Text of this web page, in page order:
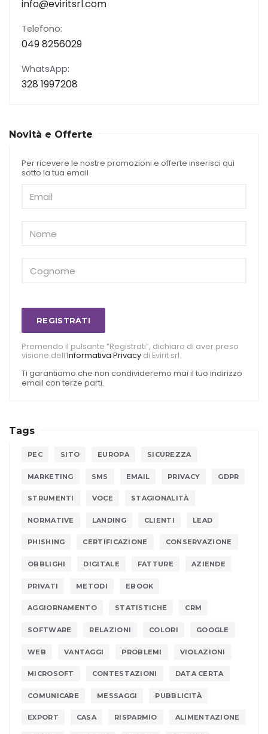
info@eviritsrl.com
Telefono:
049 8256029
WhatsApp:
328 1997208
Novità e Offerte
Per ricevere le nostre promozioni e offerte inserisci qui
sotto la tua email
REGISTRATI
Premendo il pulsante “Registrati”, dichiaro di aver preso
visione dell’Informativa Privacy di Evirit srl.
Ti garantiamo che non condivideremo mai il tuo indirizzo
email con terze parti.
Tags
PEC SITO EUROPA SICUREZZA
MARKETING SMS EMAIL PRIVACY GDPR
STRUMENTI VOCE STAGIONALITÀ
NORMATIVE LANDING CLIENTI LEAD
PHISHING CERTIFICAZIONE CONSERVAZIONE
OBBLIGHI DIGITALE FATTURE AZIENDE
PRIVATI METODI EBOOK
AGGIORNAMENTO STATISTICHE CRM
SOFTWARE RELAZIONI COLORI GOOGLE
WEB VANTAGGI PROBLEMI VIOLAZIONI
MICROSOFT CONTESTAZIONI DATA CERTA
COMUNICARE MESSAGGI PUBBLICITÀ
EXPORT CASA RISPARMIO ALIMENTAZIONE